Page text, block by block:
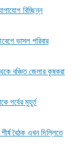
বিচ্ছিন্ন
ভাসল পরিবার
বঞ্চিত জেলার কৃষকরা
গর্বের মুহূর্ত
বৈঠক এখন দিল্লিতে